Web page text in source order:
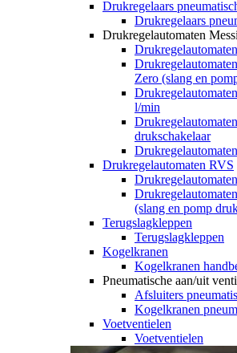
Drukregelaars
Drukregelaars
Drukregelautomaten
Zero (slang en
l/min
drukschakelaar
Drukregelautomaten RVS
(slang en pomp
Terugslagkleppen
Terugslagkleppen
Kogelkranen
Kogelkranen
Pneumatische aan/uit
Afsluiters
Kogelkranen
Voetventielen
Voetventielen